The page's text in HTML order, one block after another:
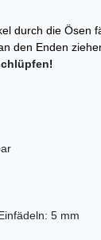
durch die
den Enden
!
5 mm